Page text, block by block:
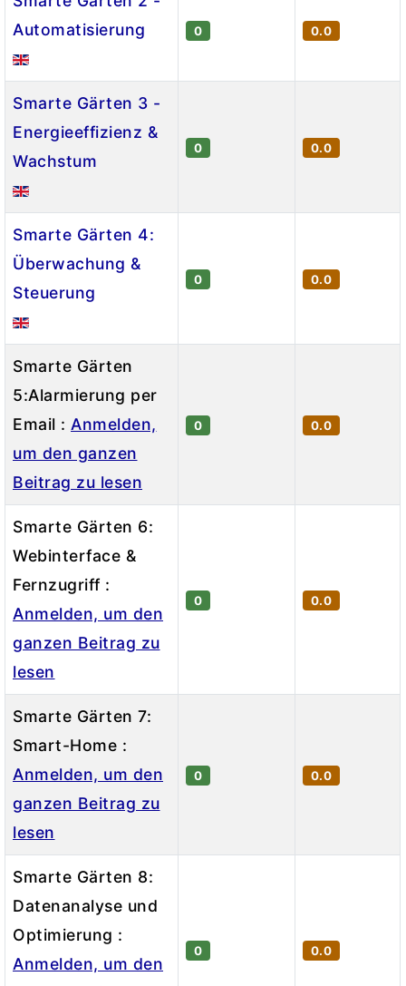
Automatisierung
0 0.0
Smarte Gärten 3 -
Energieeffizienz &
Wachstum
0 0.0
Smarte Gärten 4:
Überwachung &
Steuerung
0 0.0
Smarte Gärten
5:Alarmierung per
Email : Anmelden,
um den ganzen
Beitrag zu lesen
0 0.0
Smarte Gärten 6:
Webinterface &
Fernzugriff :
Anmelden, um den
ganzen Beitrag zu
lesen
0 0.0
Smarte Gärten 7:
Smart-Home :
Anmelden, um den
ganzen Beitrag zu
lesen
0 0.0
Smarte Gärten 8:
Datenanalyse und
Optimierung :
Anmelden, um den
0 0.0